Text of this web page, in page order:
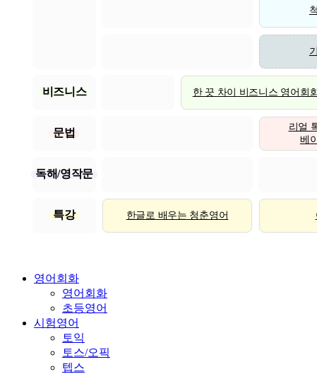
비즈니스 한 끗 차이 비즈니스 영어회
문법
리얼
베
독해/영작문
특강 한글로 배우는 청춘영어
영어회화
영어회화
초등영어
시험영어
토익
토스/오픽
텝스